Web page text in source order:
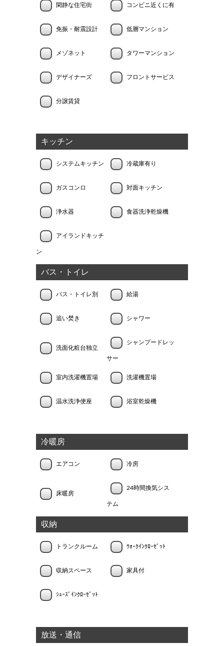
閑静な住宅街 コンビニ近くに有
免振・耐震設計 低層マンション
メゾネット タワーマンション
デザイナーズ フロントサービス
分譲賃貸
キッチン
システムキッチン 冷蔵庫有り
ガスコンロ 対面キッチン
浄水器 食器洗浄乾燥機
アイランドキッチ
ン
バス・トイレ
バス・トイレ別 給湯
追い焚き シャワー
洗面化粧台独立
シャンプードレッ
サー
室内洗濯機置場 洗濯機置場
温水洗浄便座 浴室乾燥機
冷暖房
エアコン 冷房
床暖房
24時間換気シス
テム
収納
トランクルーム ｳｫｰｸｲﾝｸﾛｰｾﾞｯﾄ
収納スペース 家具付
ｼｭｰｽﾞｲﾝｸﾛｰｾﾞｯﾄ
放送・通信